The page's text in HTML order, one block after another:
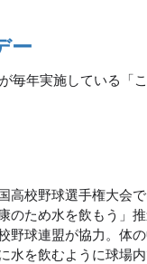
ー
毎年実施している「
高校野球選手権大会
のため水を飲もう」
野球連盟が協力。体
水を飲むように球場内